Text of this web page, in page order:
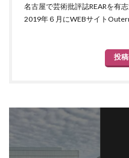
名古屋で芸術批評誌REARを有
2019年６月にWEBサイト
投